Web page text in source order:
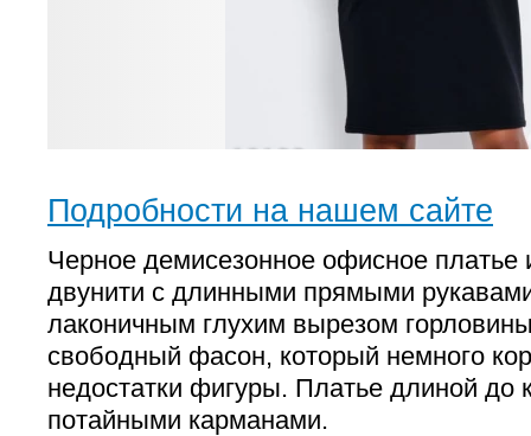
Подробности на нашем сайте
Черное демисезонное офисное платье
двунити с длинными прямыми
лаконичным глухим вырезом
свободный фасон, который немного
недостатки фигуры. Платье длиной до
потайными карманами.